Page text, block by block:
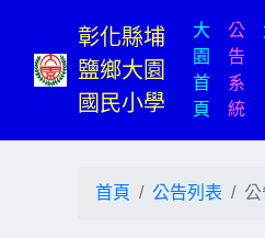
彰化縣埔
鹽鄉大園
國民小學
大
園
首
頁 (current)
公
告
系
統
首頁 公告列表